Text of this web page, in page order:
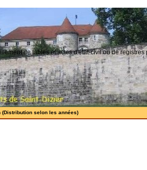
de tables et actes d'état-civil ou de registres
(Distribution selon les années)